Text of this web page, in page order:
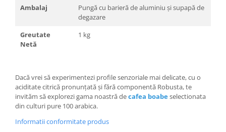
Ambalaj
Pungă cu barieră de aluminiu și supapă de
degazare
Greutate
Netă
1 kg
Dacă vrei să experimentezi profile senzoriale mai delicate, cu o
aciditate citrică pronunțată și fără componentă Robusta, te
invităm să explorezi gama noastră decafea boabeselectionata
din culturi pure 100 arabica.
Informatii conformitate produs